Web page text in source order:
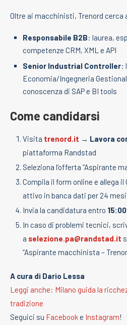
Oltre ai macchinisti, Trenord cerca
Responsabile B2B: laurea,
competenze CRM, XML e API
Senior Industrial Controller:
Economia/Ingegneria
conoscenza di SAP e BI tools
Come candidarsi
Visita trenord.it → Lavora
piattaforma Randstad
Seleziona l’offerta “Aspirante
Compila il form online e allega
attivo in banca dati per 24
Invia la candidatura entro
In caso di problemi tecnici,
a selezione.pa@randstad.it
“Aspirante macchinista –
A cura di Dario Lessa
Leggi anche: Milano guida la
tradizione
Seguici su Facebooke Instagram!